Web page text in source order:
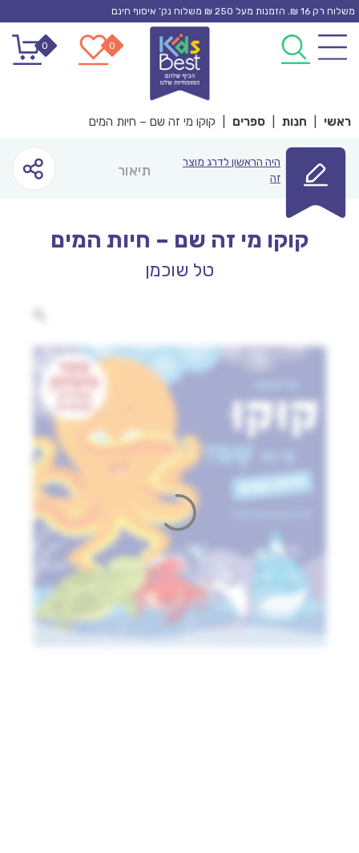
Skip
content
משלוח רק 16 ₪. הזמנות מעל 250 ₪ משלוח נק’ איסוף חינם
0
0
ראשי חנות ספרים קוקו מי זה שם – חיות המים
היה הראשון לדרג מוצר
זה
תיאור
קוקו מי זה שם – חיות המים
טל שוכמן